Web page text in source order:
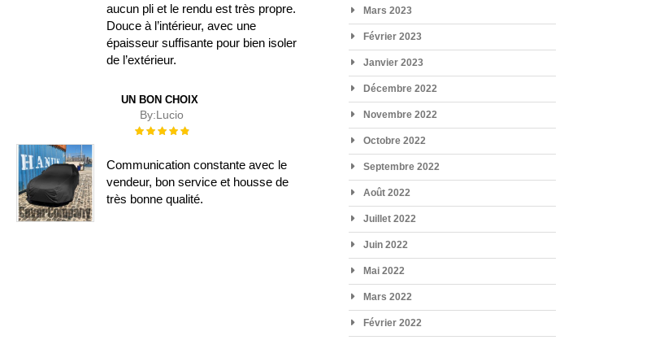
aucun pli et le rendu est très propre.
Douce à l’intérieur, avec une
épaisseur suffisante pour bien isoler
de l’extérieur.
UN BON CHOIX
By:Lucio
Évaluation :
Communication constante avec le
vendeur, bon service et housse de
très bonne qualité.
Mars 2023
Février 2023
Janvier 2023
Décembre 2022
Novembre 2022
Octobre 2022
Septembre 2022
Août 2022
Juillet 2022
Juin 2022
Mai 2022
Mars 2022
Février 2022